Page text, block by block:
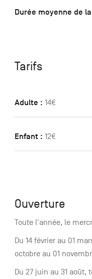
Durée moyenne de
Tarifs
Adulte : 14€
Enfant : 12€
Ouverture
Toute l'année, le
Du 14 février au 01
octobre au 01
Du 27 juin au 31 août,